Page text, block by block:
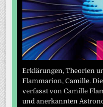
Erklärungen, Theorien
Flammarion, Camille.
verfasst von Camille
und anerkannten